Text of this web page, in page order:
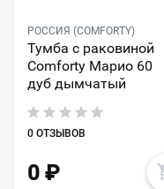
РОССИЯ (COMFORTY)
Тумба с раковиной
Comforty Марио 60
дуб дымчатый
0 ОТЗЫВОВ
0 ₽